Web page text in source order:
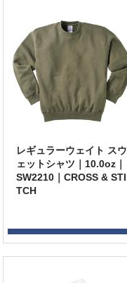
レギュラーウェイト スウ
ェットシャツ｜10.0oz｜
SW2210｜CROSS & STI
TCH